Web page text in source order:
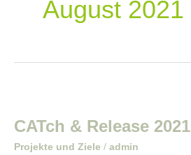
August 2021
CATch & Release 2021
Projekte und Ziele / admin
Release